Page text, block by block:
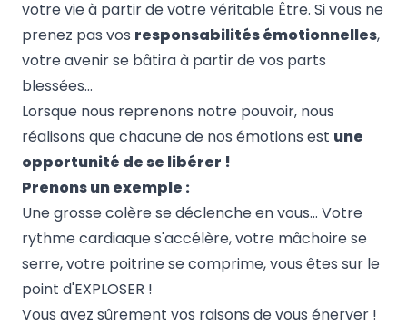
votre vie à partir de votre véritable Être. Si vous ne
prenez pas vos responsabilités émotionnelles,
votre avenir se bâtira à partir de vos parts
blessées…
Lorsque nous reprenons notre pouvoir, nous
réalisons que chacune de nos émotions est une
opportunité de se libérer !
Prenons un exemple :
Une grosse colère se déclenche en vous… Votre
rythme cardiaque s'accélère, votre mâchoire se
serre, votre poitrine se comprime, vous êtes sur le
point d'EXPLOSER !
Vous avez sûrement vos raisons de vous énerver !